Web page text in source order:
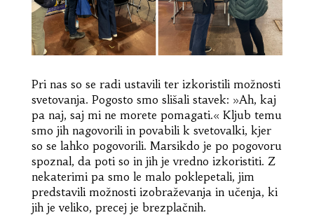
Pri nas so se radi ustavili ter izkoristili možnosti
svetovanja. Pogosto smo slišali stavek: »Ah, kaj
pa naj, saj mi ne morete pomagati.« Kljub temu
smo jih nagovorili in povabili k svetovalki, kjer
so se lahko pogovorili. Marsikdo je po pogovoru
spoznal, da poti so in jih je vredno izkoristiti. Z
nekaterimi pa smo le malo poklepetali, jim
predstavili možnosti izobraževanja in učenja, ki
jih je veliko, precej je brezplačnih.